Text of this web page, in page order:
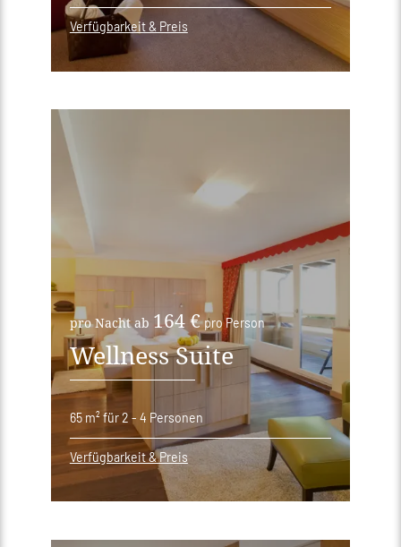
Verfügbarkeit & Preis
pro Nacht ab 164 € pro Person
Wellness Suite
65 m² für 2 - 4 Personen
Verfügbarkeit & Preis